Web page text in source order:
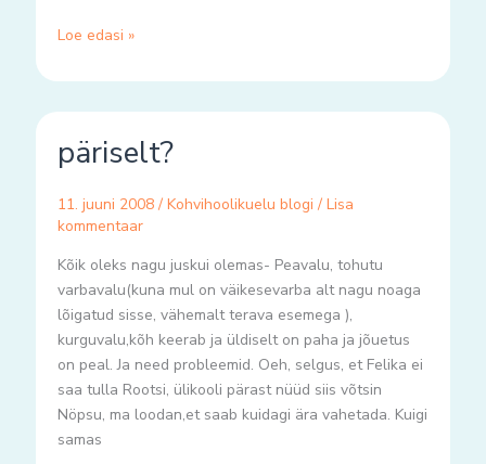
Loe edasi »
päriselt?
11. juuni 2008 / Kohvihoolikuelu blogi / Lisa
kommentaar
Kõik oleks nagu juskui olemas- Peavalu, tohutu
varbavalu(kuna mul on väikesevarba alt nagu noaga
lõigatud sisse, vähemalt terava esemega ),
kurguvalu,kõh keerab ja üldiselt on paha ja jõuetus
on peal. Ja need probleemid. Oeh, selgus, et Felika ei
saa tulla Rootsi, ülikooli pärast nüüd siis võtsin
Nöpsu, ma loodan,et saab kuidagi ära vahetada. Kuigi
samas